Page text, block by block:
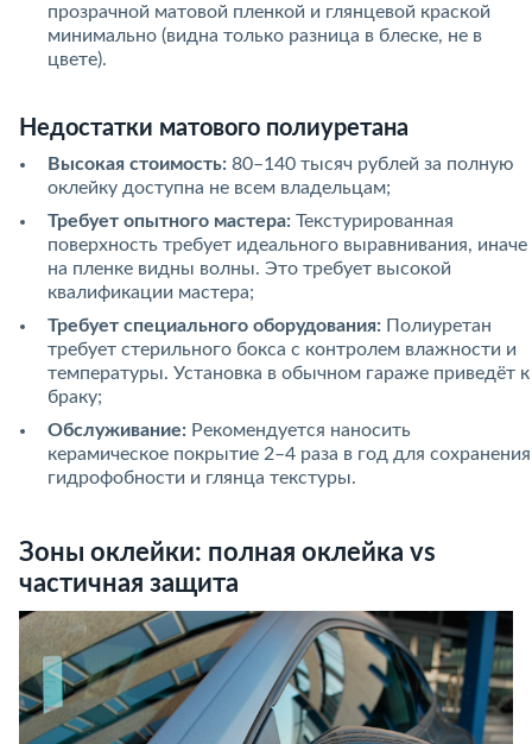
прозрачной матовой пленкой и глянцевой краской
минимально (видна только разница в блеске, не в
цвете).
Недостатки матового полиуретана
Высокая стоимость: 80–140 тысяч рублей за полную
оклейку доступна не всем владельцам;
Требует опытного мастера: Текстурированная
поверхность требует идеального выравнивания, иначе
на пленке видны волны. Это требует высокой
квалификации мастера;
Требует специального оборудования: Полиуретан
требует стерильного бокса с контролем влажности и
температуры. Установка в обычном гараже приведёт к
браку;
Обслуживание: Рекомендуется наносить
керамическое покрытие 2–4 раза в год для сохранения
гидрофобности и глянца текстуры.
Зоны оклейки: полная оклейка vs
частичная защита